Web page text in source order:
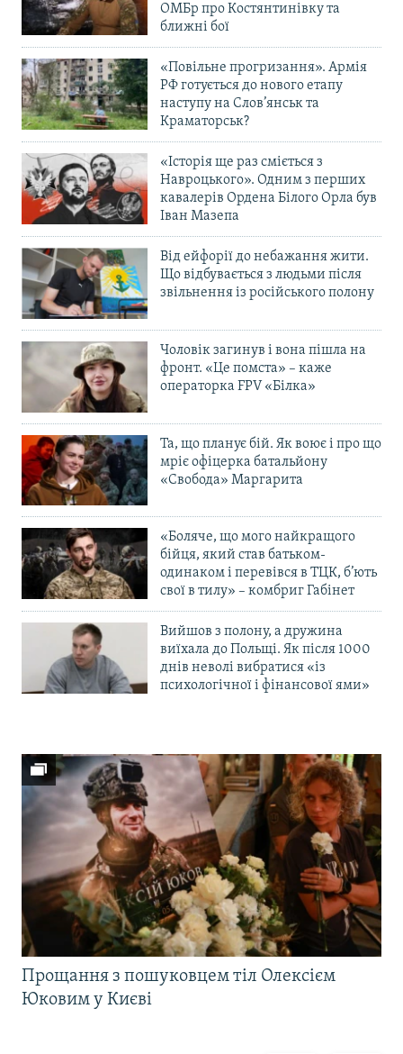
ОМБр про Костянтинівку та
ближні бої
«Повільне прогризання». Армія
РФ готується до нового етапу
наступу на Слов’янськ та
Краматорськ?
«Історія ще раз сміється з
Навроцького». Одним з перших
кавалерів Ордена Білого Орла був
Іван Мазепа
Від ейфорії до небажання жити.
Що відбувається з людьми після
звільнення із російського полону
Чоловік загинув і вона пішла на
фронт. «Це помста» – каже
операторка FPV «Білка»
Та, що планує бій. Як воює і про що
мріє офіцерка батальйону
«Свобода» Маргарита
«Боляче, що мого найкращого
бійця, який став батьком-
одинаком і перевівся в ТЦК, б’ють
свої в тилу» – комбриг Габінет
Вийшов з полону, а дружина
виїхала до Польщі. Як після 1000
днів неволі вибратися «із
психологічної і фінансової ями»
Прощання з пошуковцем тіл Олексієм
Юковим у Києві